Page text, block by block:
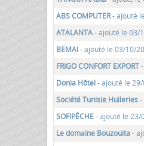
ABS COMPUTER- ajouté
ATALANTA- ajouté le 03/
BEMAI- ajouté le 03/10/
FRIGO CONFORT EXPORT
Donia Hôtel- ajouté le
Société Tunisie Huileries-
SOFIPÊCHE- ajouté le 23/
Le domaine Bouzouita-